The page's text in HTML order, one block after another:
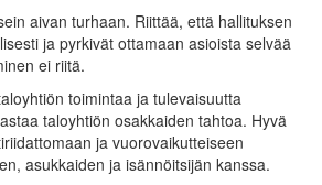
aivan turhaan. Riittää, että hallituksen
ja pyrkivät ottamaan asioista selvää
ei riitä.
toimintaa ja tulevaisuutta
taloyhtiön osakkaiden tahtoa. Hyvä
ja vuorovaikutteiseen
asukkaiden ja isännöitsijän kanssa.